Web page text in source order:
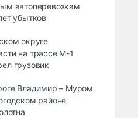
автоперевозкам
убытков
округе
на трассе М-1
грузовик
Владимир – Муром
районе